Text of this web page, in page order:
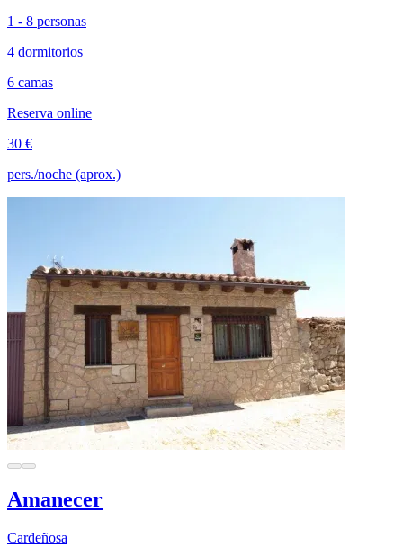
1 - 8 personas
4 dormitorios
6 camas
Reserva online
30 €
pers./noche (aprox.)
Amanecer
Cardeñosa